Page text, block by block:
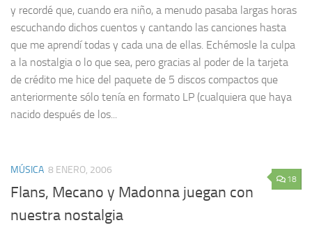
y recordé que, cuando era niño, a menudo pasaba largas horas
escuchando dichos cuentos y cantando las canciones hasta
que me aprendí todas y cada una de ellas. Echémosle la culpa
a la nostalgia o lo que sea, pero gracias al poder de la tarjeta
de crédito me hice del paquete de 5 discos compactos que
anteriormente sólo tenía en formato LP (cualquiera que haya
nacido después de los...
18
MÚSICA 8 ENERO, 2006
Flans, Mecano y Madonna juegan con
nuestra nostalgia